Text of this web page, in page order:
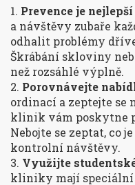
1. Prevence je
a návštěvy zubaře
odhalit problémy
Škrábání skloviny
než rozsáhlé výplně.
2. Porovnávejte
ordinací a zeptejte se
klinik vám poskytne
Nebojte se zeptat, co
kontrolní návštěvy.
3. Využijte
kliniky mají speciální